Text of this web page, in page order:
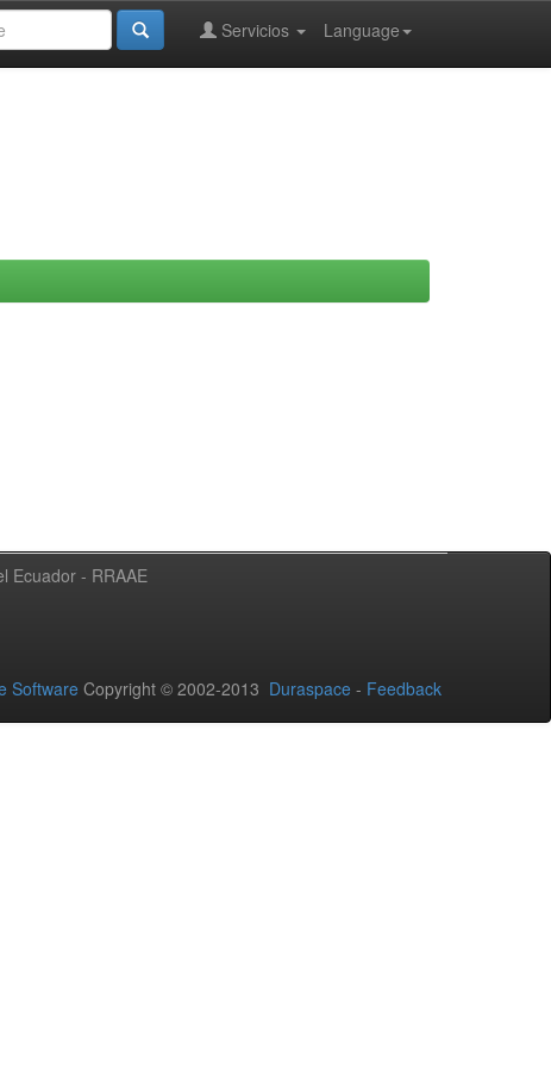
Language
Servicios
Ecuador - RRAAE
Software Copyright © 2002-2013 Duraspace - Feedback